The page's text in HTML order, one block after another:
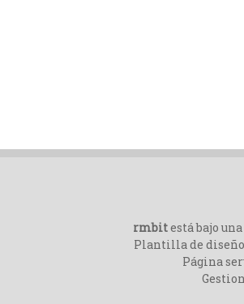
rmbitestá bajo una
Plantilla de
Página